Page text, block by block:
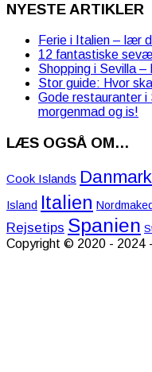
NYESTE ARTIKLER
Ferie i Italien – lær
12 fantastiske
Shopping i Sevilla
Stor guide: Hvor
Gode restauranter i
morgenmad og is!
LÆS OGSÅ OM…
Cook Islands Danmark
Island Italien
Rejsetips Spanien
Copyright © 2020 - 2024